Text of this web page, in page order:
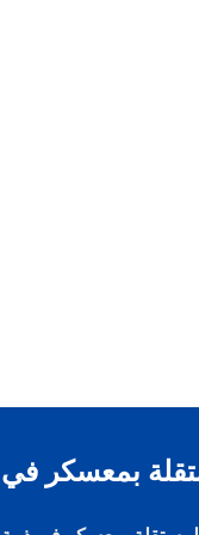
بمعسكر في